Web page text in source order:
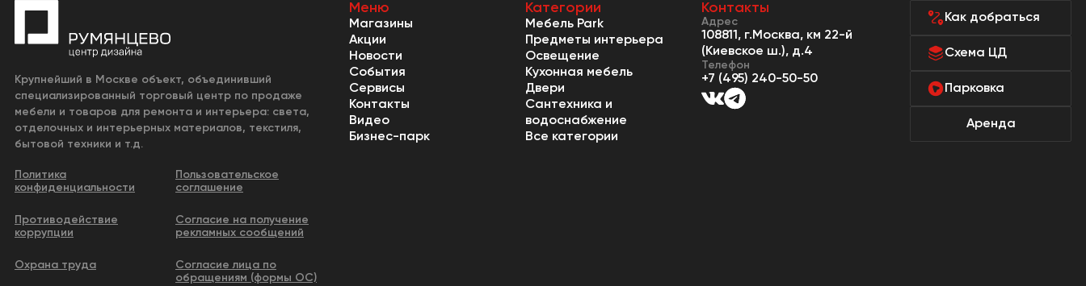
Крупнейший в Москве объект, объединивший
специализированный торговый центр по продаже
мебели и товаров для ремонта и интерьера: света,
отделочных и интерьерных материалов, текстиля,
бытовой техники и т.д.
Меню
Магазины
Акции
Новости
События
Сервисы
Контакты
Видео
Бизнес-парк
Категории
Мебель Park
Предметы интерьера
Освещение
Кухонная мебель
Двери
Сантехника и
водоснабжение
Все категории
Контакты
Адрес
108811, г.Москва, км 22-й
(Киевское ш.), д.4
Телефон
+7 (495) 240-50-50
Как добраться
Схема ЦД
Парковка
Аренда
Политика
конфиденциальности
Пользовательское
соглашение
Противодействие
коррупции
Согласие на получение
рекламных сообщений
Охрана труда
Согласие лица по
обращениям (формы ОС)